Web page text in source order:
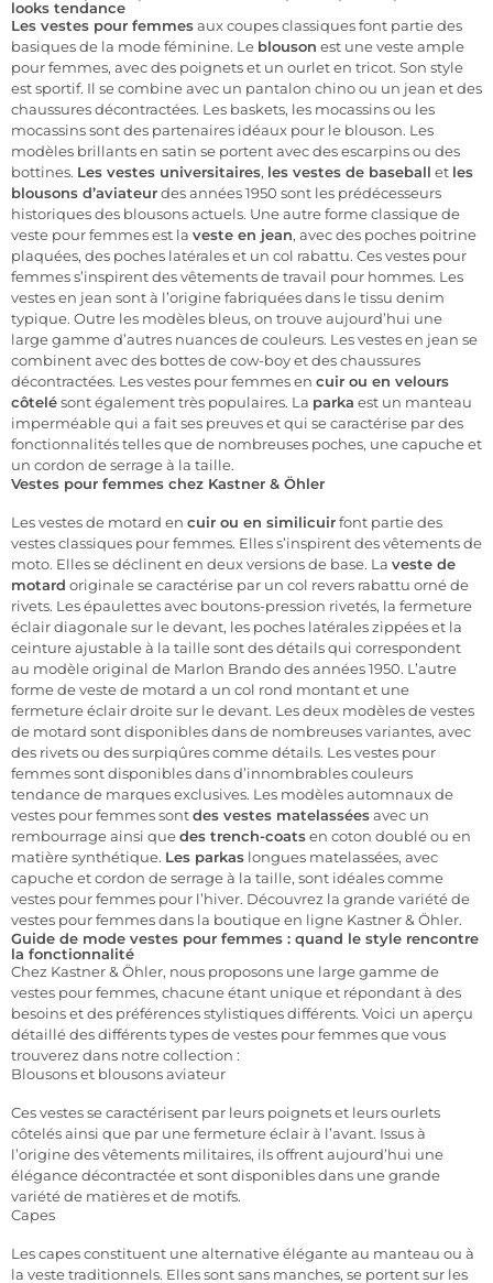
looks tendance
Les vestes pour femmesaux coupes classiques font partie des
basiques de la mode féminine. Le blouson est une veste ample
pour femmes, avec des poignets et un ourlet en tricot. Son style
est sportif. Il se combine avec un pantalon chino ou un jean et des
chaussures décontractées. Les baskets, les mocassins ou les
mocassins sont des partenaires idéaux pour le blouson. Les
modèles brillants en satin se portent avec des escarpins ou des
bottines. Les vestes universitaires, les vestes de baseball et les
blousons d’aviateurdes années 1950 sont les prédécesseurs
historiques des blousons actuels. Une autre forme classique de
veste pour femmes est la veste en jean, avec des poches poitrine
plaquées, des poches latérales et un col rabattu. Ces vestes pour
femmes s’inspirent des vêtements de travail pour hommes. Les
vestes en jean sont à l’origine fabriquées dans le tissu denim
typique. Outre les modèles bleus, on trouve aujourd’hui une
large gamme d’autres nuances de couleurs. Les vestes en jean se
combinent avec des bottes de cow-boy et des chaussures
décontractées. Les vestes pour femmes en cuir ou en velours
côtelésont également très populaires. La parka est un manteau
imperméable qui a fait ses preuves et qui se caractérise par des
fonctionnalités telles que de nombreuses poches, une capuche et
un cordon de serrage à la taille.
Vestes pour femmes chez Kastner & Öhler
Les vestes de motard en cuir ou en similicuirfont partie des
vestes classiques pour femmes. Elles s’inspirent des vêtements de
moto. Elles se déclinent en deux versions de base. La veste de
motard originale se caractérise par un col revers rabattu orné de
rivets. Les épaulettes avec boutons-pression rivetés, la fermeture
éclair diagonale sur le devant, les poches latérales zippées et la
ceinture ajustable à la taille sont des détails qui correspondent
au modèle original de Marlon Brando des années 1950. L’autre
forme de veste de motard a un col rond montant et une
fermeture éclair droite sur le devant. Les deux modèles de vestes
de motard sont disponibles dans de nombreuses variantes, avec
des rivets ou des surpiqûres comme détails. Les vestes pour
femmes sont disponibles dans d’innombrables couleurs
tendance de marques exclusives. Les modèles automnaux de
vestes pour femmes sontdes vestes matelasséesavec un
rembourrage ainsi quedes trench-coatsen coton doublé ou en
matière synthétique. Les parkas longues matelassées, avec
capuche et cordon de serrage à la taille, sont idéales comme
vestes pour femmes pour l’hiver. Découvrez la grande variété de
vestes pour femmes dans la boutique en ligne Kastner & Öhler.
Guide de mode vestes pour femmes : quand le style rencontre
la fonctionnalité
Chez Kastner & Öhler, nous proposons une large gamme de
vestes pour femmes, chacune étant unique et répondant à des
besoins et des préférences stylistiques différents. Voici un aperçu
détaillé des différents types de vestes pour femmes que vous
trouverez dans notre collection :
Blousons et blousons aviateur
Ces vestes se caractérisent par leurs poignets et leurs ourlets
côtelés ainsi que par une fermeture éclair à l’avant. Issus à
l’origine des vêtements militaires, ils offrent aujourd’hui une
élégance décontractée et sont disponibles dans une grande
variété de matières et de motifs.
Capes
Les capes constituent une alternative élégante au manteau ou à
la veste traditionnels. Elles sont sans manches, se portent sur les